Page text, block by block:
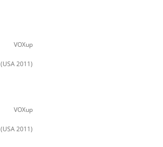
VOXup
(USA 2011)
VOXup
(USA 2011)